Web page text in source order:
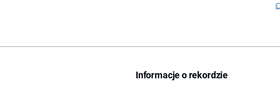
Informacje o rekordzie